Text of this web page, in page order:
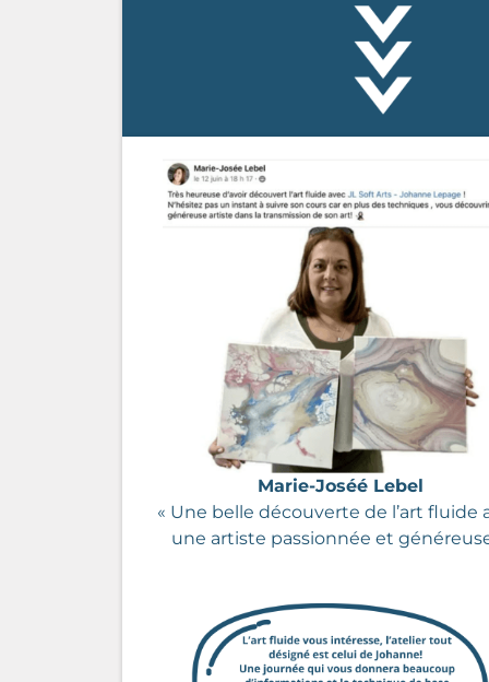
Marie-Joséé Lebel
« Une belle découverte de l’art fluide
une artiste passionnée et